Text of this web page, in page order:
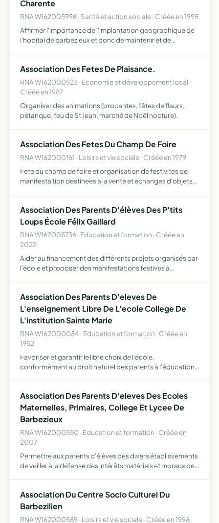
Charente
RNA W162005996 · Santé et action sociale · Créée en 1995
Affirmer l'importance de l'implantation geographique de
l'hopital de barbezieux et donc de maintenir et de
Association Des Fetes De Plaisance.
RNA W162000523 · Economie et développement local ·
Créée en 1987
Organiser des animations (brocantes, fêtes de fleurs,
pétanque, feu de St Jean, marché de Noël nocture).
Association Des Fetes Du Champ De Foire
RNA W162000161 · Loisirs et vie sociale · Créée en 1979
Fete du champ de foire et organisation de festivites de
manifesta tion destinees a la vente et echanges d'objets
Association Des Parents D'élèves Des P'tits
Loups École Félix Gaillard
RNA W162005736 · Education et formation · Créée en
2022
Aider au financement des différents projets organisés par
l'école et proposer des manifestations festives à
Association Des Parents D'eleves De
L'enseignement Libre De L'ecole College De
L'institution Sainte Marie
RNA W162000084 · Education et formation · Créée en
1952
Favoriser et garantir le libre choix de l'école,
conformément au droit naturel des parents à l'éducation
catholiq…
Association Des Parents D'eleves Des Ecoles
Maternelles, Primaires, College Et Lycee De
Barbezieux
RNA W162000550 · Education et formation · Créée en
2007
Permettre aux parents d'élèves des divers établissements
de veiller à la défense des intérêts matériels et moraux de
Association Du Centre Socio Culturel Du
Barbezilien
RNA W162000589 · Loisirs et vie sociale · Créée en 1998